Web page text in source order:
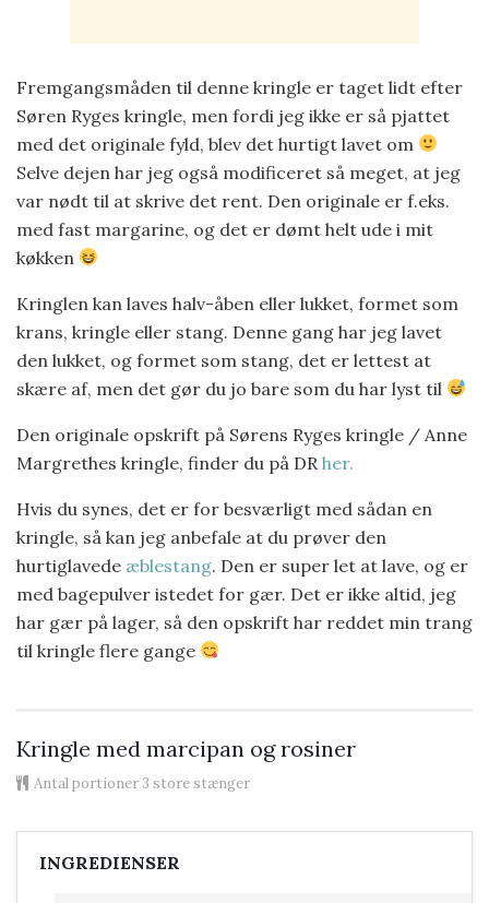
Fremgangsmåden til denne kringle er taget lidt efter
Søren Ryges kringle, men fordi jeg ikke er så pjattet
med det originale fyld, blev det hurtigt lavet om
Selve dejen har jeg også modificeret så meget, at jeg
var nødt til at skrive det rent. Den originale er f.eks.
med fast margarine, og det er dømt helt ude i mit
køkken
Kringlen kan laves halv-åben eller lukket, formet som
krans, kringle eller stang. Denne gang har jeg lavet
den lukket, og formet som stang, det er lettest at
skære af, men det gør du jo bare som du har lyst til
Den originale opskrift på Sørens Ryges kringle / Anne
Margrethes kringle, finder du på DR her.
Hvis du synes, det er for besværligt med sådan en
kringle, så kan jeg anbefale at du prøver den
hurtiglavede æblestang. Den er super let at lave, og er
med bagepulver istedet for gær. Det er ikke altid, jeg
har gær på lager, så den opskrift har reddet min trang
til kringle flere gange
Kringle med marcipan og rosiner
Antal portioner 3 store stænger
INGREDIENSER